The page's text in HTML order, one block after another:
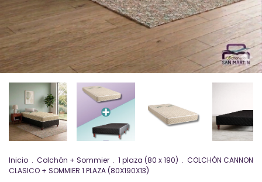
Inicio . Colchón + Sommier . 1 plaza (80 x 190) . COLCHÓN CANNON
CLASICO + SOMMIER 1 PLAZA (80X190X13)